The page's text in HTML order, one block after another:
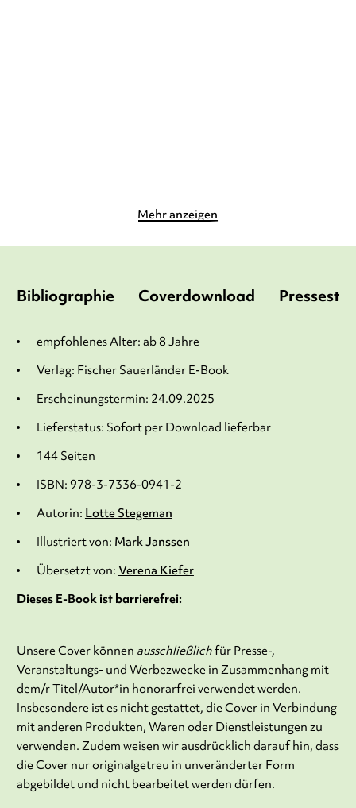
Mehr anzeigen
Bibliographie Coverdownload
Verlag: Fischer Sauerländer E-Book
Übersetzt von: Verena Kiefer
Erscheinungstermin: 24.09.2025
Lieferstatus: Sofort per Download lieferbar
ISBN: 978-3-7336-0941-2
144 Seiten
Autorin: Lotte Stegeman
Illustriert von: Mark Janssen
empfohlenes Alter: ab 8 Jahre
Dieses E-Book ist barrierefrei:
Unsere Cover können ausschließlichfür Presse-,
Veranstaltungs- und Werbezwecke in Zusammenhang mit
dem/r Titel/Autor*in honorarfrei verwendet werden.
Insbesondere ist es nicht gestattet, die Cover in Verbindung
mit anderen Produkten, Waren oder Dienstleistungen zu
verwenden. Zudem weisen wir ausdrücklich darauf hin, dass
die Cover nur originalgetreu in unveränderter Form
abgebildet und nicht bearbeitet werden dürfen.